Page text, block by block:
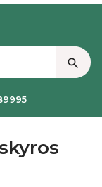
search